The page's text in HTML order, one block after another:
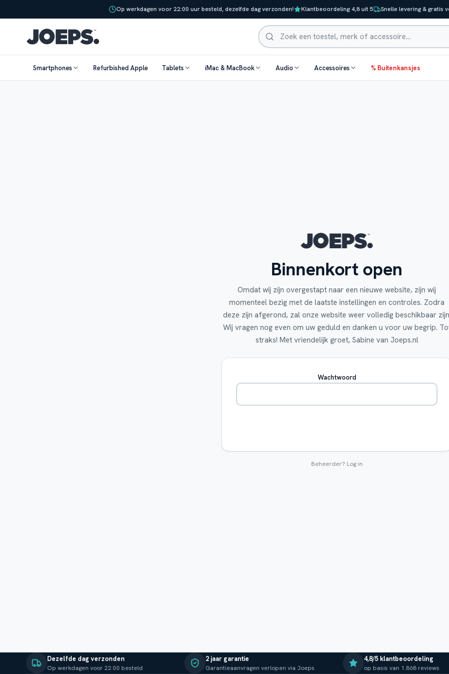
Op werkdagen voor 22:00 uur besteld, dezelfde dag verzonden! Klantbeoordeling 4,8 uit 5 Snelle levering & gratis
Zoeken
Smartphones Refurbished Apple Tablets iMac & MacBook Audio Accessoires % Buitenkansjes
Binnenkort open
Omdat wij zijn overgestapt naar een nieuwe website, zijn wij
momenteel bezig met de laatste instellingen en controles. Zodra
deze zijn afgerond, zal onze website weer volledig beschikbaar
Wij vragen nog even om uw geduld en danken u voor uw begrip.
straks! Met vriendelijk groet, Sabine van Joeps.nl
Wachtwoord
Beheerder? Log in
Dezelfde dag verzonden
Op werkdagen voor 22:00 besteld
2 jaar garantie
Garantieaanvragen verlopen via Joeps
4,8/5 klantbeoordeling
op basis van 1.868 reviews